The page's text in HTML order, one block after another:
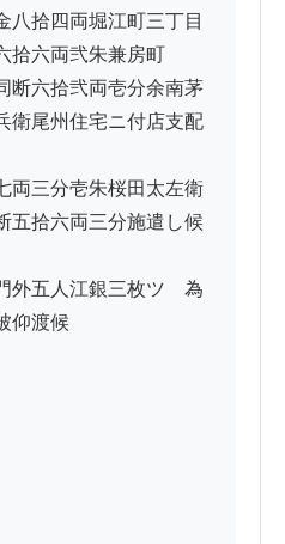
拾四両堀江町三丁目
拾六両弐朱兼房町
六拾弐両壱分余南茅
衛尾州住宅ニ付店支配
三分壱朱桜田太左衛
五拾六両三分施遣し候
五人江銀三枚ツゝ為
仰渡候